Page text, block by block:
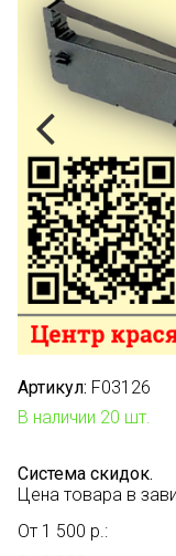
Артикул: F03126
В наличии 20 шт.
Система скидок.
Цена товара в
От 1 500 р.: